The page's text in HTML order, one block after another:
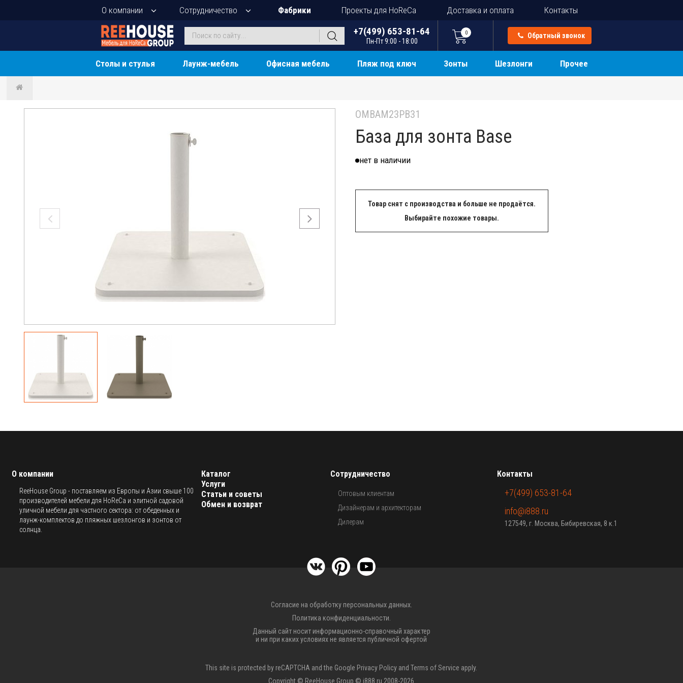
О компании Сотрудничество Фабрики Проекты для HoReCa Доставка и оплата Контакты
+7(499) 653-81-64
Пн-Пт 9:00 - 18:00
0 Обратный звонок
Столы и стулья Лаунж-мебель Офисная мебель Пляж под ключ Зонты Шезлонги Прочее
OMBAM23PB31
База для зонта Base
нет в наличии
Товар снят с производства и больше не продаётся.
Выбирайте похожие товары.
О компании
ReeHouse Group - поставляем из Европы и Азии свыше 100
производителей мебели для HoReCa и элитной садовой
уличной мебели для частного сектора: от обеденных и
лаунж-комплектов до пляжных шезлонгов и зонтов от
солнца.
Каталог
Услуги
Статьи и советы
Обмен и возврат
Сотрудничество
Оптовым клиентам
Дизайнерам и архитекторам
Дилерам
Контакты
+7(499) 653-81-64
info@i888.ru
127549, г. Москва, Бибиревская, 8 к.1
Согласие на обработку персональных данных.
Политика конфиденциальности.
Данный сайт носит информационно-справочный характер
и ни при каких условиях не является публичной офертой
This site is protected by reCAPTCHA and the Google Privacy Policy andTerms of Service apply.
Copyright © ReeHouse Group © i888.ru 2008-2026